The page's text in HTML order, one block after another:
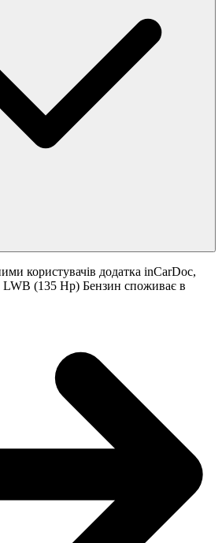
користувачів додатка inCarDoc,
(135 Hp) Бензин споживає в